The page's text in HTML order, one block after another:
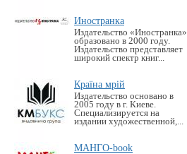
Иностранка
Издательство «Иностранка»
образовано в 2000 году.
Издательство представляет
широкий спектр книг...
Країна мрій
Издательство основано в
2005 году в г. Киеве.
Специализируется на
издании художественной,...
МАНГО-book